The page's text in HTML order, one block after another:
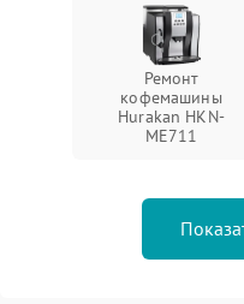
Ремонт
кофемашины
Hurakan HKN-
ME711